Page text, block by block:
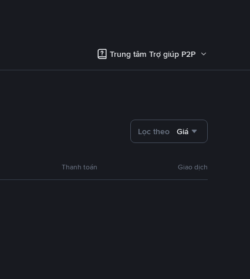
Trung tâm Trợ giúp P2P
Lọc theo Giá
Thanh toán Giao dịch